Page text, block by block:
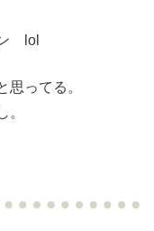
lol
思ってる。
。